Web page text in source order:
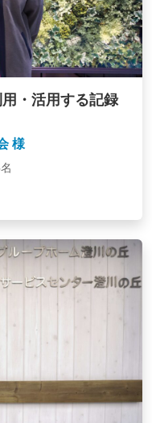
・活用する記録
様